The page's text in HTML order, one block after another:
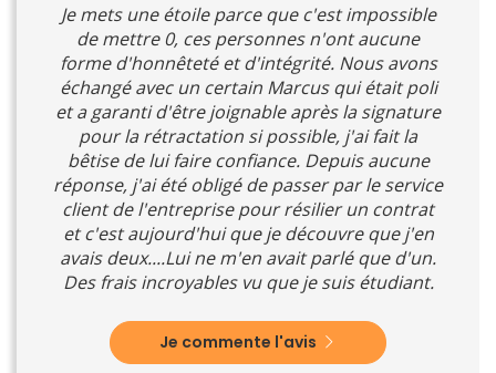
Je mets une étoile parce que c'est impossible
de mettre 0, ces personnes n'ont aucune
forme d'honnêteté et d'intégrité. Nous avons
échangé avec un certain Marcus qui était poli
et a garanti d'être joignable après la signature
pour la rétractation si possible, j'ai fait la
bêtise de lui faire confiance. Depuis aucune
réponse, j'ai été obligé de passer par le service
client de l'entreprise pour résilier un contrat
et c'est aujourd'hui que je découvre que j'en
avais deux....Lui ne m'en avait parlé que d'un.
Des frais incroyables vu que je suis étudiant.
Je commente l'avis